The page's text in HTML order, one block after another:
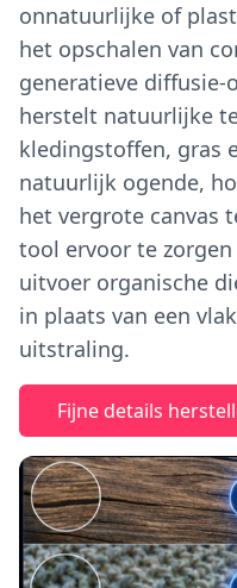
onnatuurlijke of
het opschalen van
generatieve
herstelt natuurlijke
kledingstoffen, gras
natuurlijk ogende,
het vergrote canvas
tool ervoor te
uitvoer organische
in plaats van een
uitstraling.
Fijne details